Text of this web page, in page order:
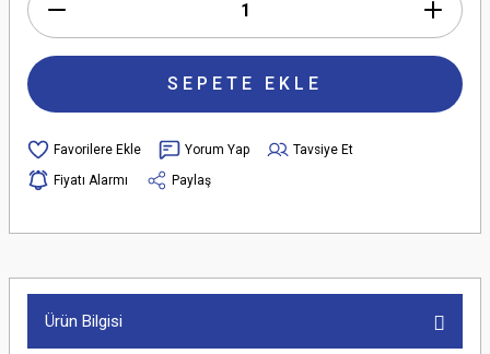
SEPETE EKLE
Yorum Yap
Tavsiye Et
Fiyatı Alarmı
Paylaş
Ürün Bilgisi